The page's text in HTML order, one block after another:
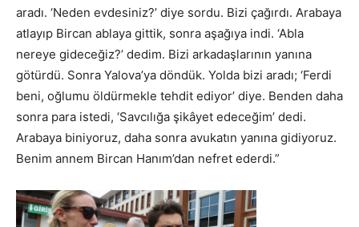
aradı. ‘Neden evdesiniz?’ diye sordu. Bizi çağırdı. Arabaya
atlayıp Bircan ablaya gittik, sonra aşağıya indi. ‘Abla
nereye gideceğiz?’ dedim. Bizi arkadaşlarının yanına
götürdü. Sonra Yalova’ya döndük. Yolda bizi aradı; ‘Ferdi
beni, oğlumu öldürmekle tehdit ediyor’ diye. Benden daha
sonra para istedi, ‘Savcılığa şikâyet edeceğim’ dedi.
Arabaya biniyoruz, daha sonra avukatın yanına gidiyoruz.
Benim annem Bircan Hanım’dan nefret ederdi.”